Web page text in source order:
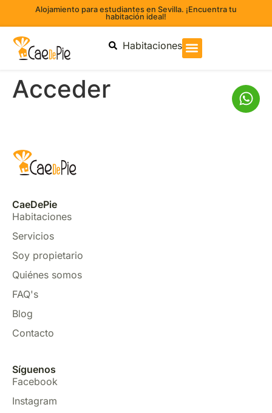
Alojamiento para estudiantes en Sevilla. ¡Encuentra tu
habitación ideal!
Habitaciones
Acceder
CaeDePie
Habitaciones
Servicios
Soy propietario
Quiénes somos
FAQ's
Blog
Contacto
Síguenos
Facebook
Instagram